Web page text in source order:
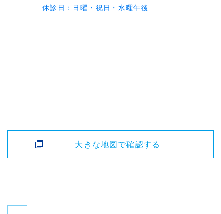
休診日：日曜・祝日・水曜午後
大きな地図で確認する